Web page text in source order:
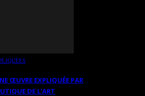
ŒUVRE EXPLIQUÉE PAR
DE L’ART